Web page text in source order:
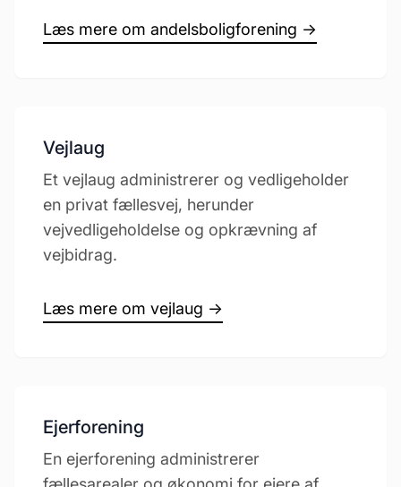
Læs mere om andelsboligforening →
Vejlaug
Et vejlaug administrerer og vedligeholder
en privat fællesvej, herunder
vejvedligeholdelse og opkrævning af
vejbidrag.
Læs mere om vejlaug →
Ejerforening
En ejerforening administrerer